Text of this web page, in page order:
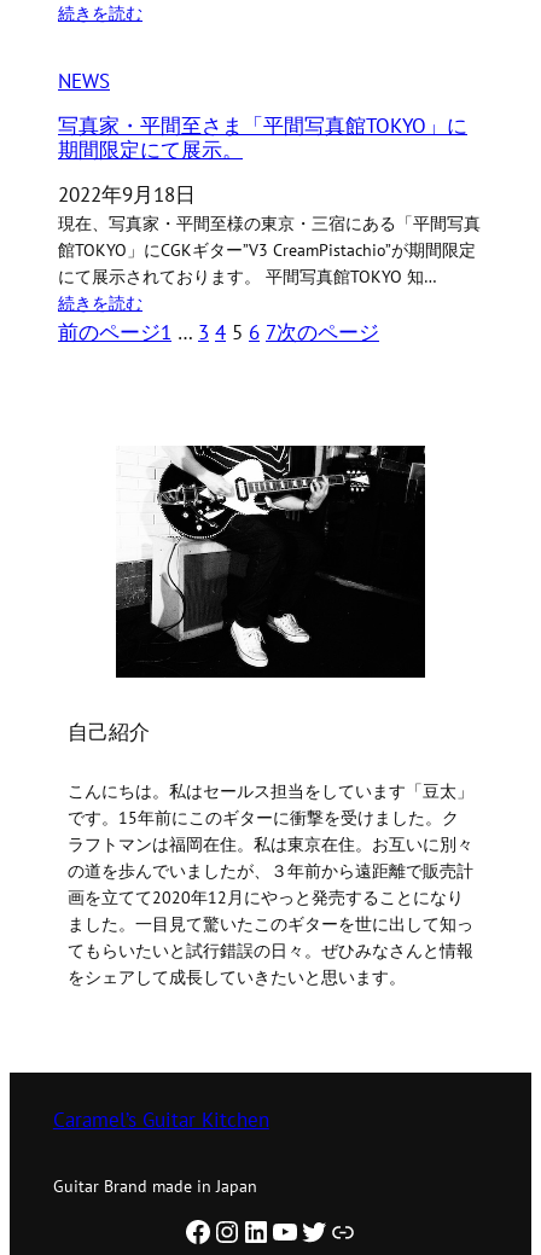
続きを読む
NEWS
写真家・平間至さま「平間写真館TOKYO」に
期間限定にて展示。
2022年9月18日
現在、写真家・平間至様の東京・三宿にある「平間写真
館TOKYO」にCGKギター”V3 CreamPistachio”が期間限定
にて展示されております。 平間写真館TOKYO 知…
続きを読む
前のページ1 … 3 4 5 6 7次のページ
自己紹介
こんにちは。私はセールス担当をしています「豆太」
です。15年前にこのギターに衝撃を受けました。ク
ラフトマンは福岡在住。私は東京在住。お互いに別々
の道を歩んでいましたが、３年前から遠距離で販売計
画を立てて2020年12月にやっと発売することになり
ました。一目見て驚いたこのギターを世に出して知っ
てもらいたいと試行錯誤の日々。ぜひみなさんと情報
をシェアして成長していきたいと思います。
Caramel’s Guitar Kitchen
Guitar Brand made in Japan
Facebook Instagram LinkedIn YouTube X home